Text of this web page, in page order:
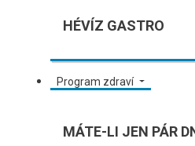
HÉVÍZ GASTRO
Program zdraví
MÁTE-LI JEN PÁR